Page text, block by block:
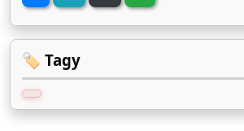
🏷️ Tagy